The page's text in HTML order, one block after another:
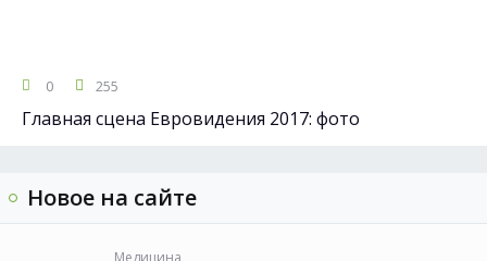
0 255
Главная сцена Евровидения 2017: фото
Новое на сайте
Медицина